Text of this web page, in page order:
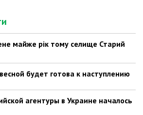
майже рік тому селище Старий
будет готова к наступлению
агентуры в Украине началось